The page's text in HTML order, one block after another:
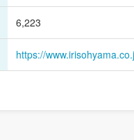
6,223
https://